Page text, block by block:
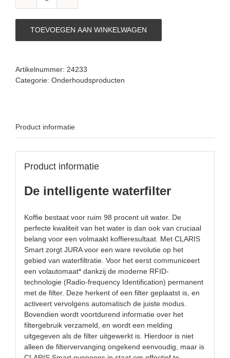
CLARIS
per
aantal
TOEVOEGEN AAN WINKELWAGEN
Artikelnummer: 24233
Categorie: Onderhoudsproducten
Product informatie
Product informatie
De intelligente waterfilter
Koffie bestaat voor ruim 98 procent uit water. De
perfecte kwaliteit van het water is dan ook van cruciaal
belang voor een volmaakt koffieresultaat. Met CLARIS
Smart zorgt JURA voor een ware revolutie op het
gebied van waterfiltratie. Voor het eerst communiceert
een volautomaat* dankzij de moderne RFID-
technologie (Radio-frequency Identification) permanent
met de filter. Deze herkent of een filter geplaatst is, en
activeert vervolgens automatisch de juiste modus.
Bovendien wordt voortdurend informatie over het
filtergebruik verzameld, en wordt een melding
uitgegeven als de filter uitgewerkt is. Hierdoor is niet
alleen de filtervervanging ongekend eenvoudig, maar is